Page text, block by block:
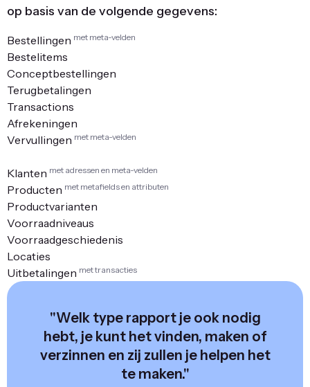
op basis van de volgende gegevens:
Bestellingen met meta-velden
Bestelitems
Conceptbestellingen
Terugbetalingen
Transactions
Afrekeningen
Vervullingen met meta-velden
Klanten met adressen en meta-velden
Producten met metafields en attributen
Productvarianten
Voorraadniveaus
Voorraadgeschiedenis
Locaties
Uitbetalingen met transacties
"Welk type rapport je ook nodig
hebt, je kunt het vinden, maken of
verzinnen en zij zullen je helpen het
te maken."